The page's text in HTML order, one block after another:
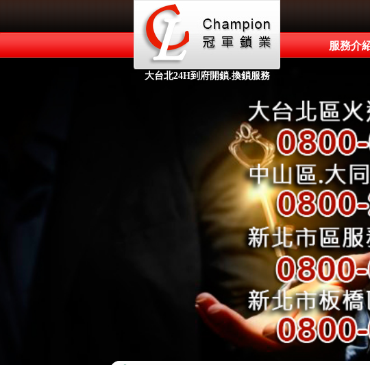
大台北24H到府開鎖.換鎖服務
服務介